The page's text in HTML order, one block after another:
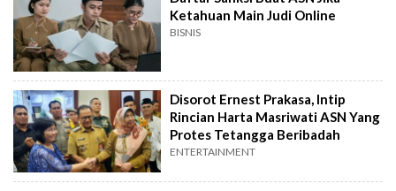
Ketahuan Main Judi Online
BISNIS
Disorot Ernest Prakasa, Intip
Rincian Harta Masriwati ASN Yang
Protes Tetangga Beribadah
ENTERTAINMENT